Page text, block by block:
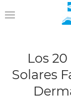
Los
Solares